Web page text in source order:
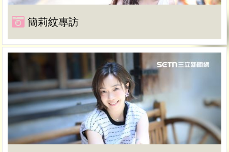
簡莉紋專訪